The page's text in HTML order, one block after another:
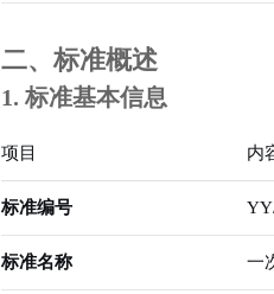
二、标准概述
1. 标准基本信息
项目 内
标准编号
标准名称 一